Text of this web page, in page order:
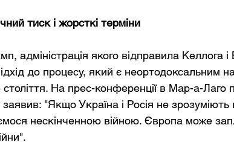
тиск і жорсткі терміни
адміністрація якого відправила Келлога
до процесу, який є неортодоксальним
На прес-конференції в Мар-а-Лаго
"Якщо Україна і Росія не зрозуміють
нескінченною війною. Європа може